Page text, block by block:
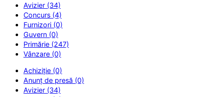
Avizier (34)
Concurs (4)
Furnizori (0)
Guvern (0)
Primărie (247)
Vânzare (0)
Achiziție (0)
Anunț de presă (0)
Avizier (34)